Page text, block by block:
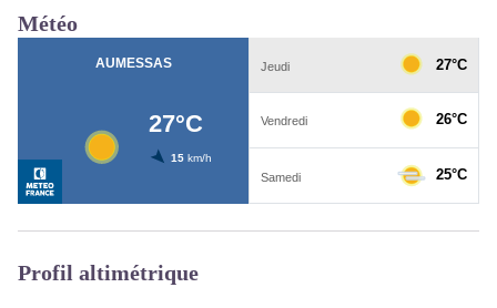
Météo
Profil altimétrique